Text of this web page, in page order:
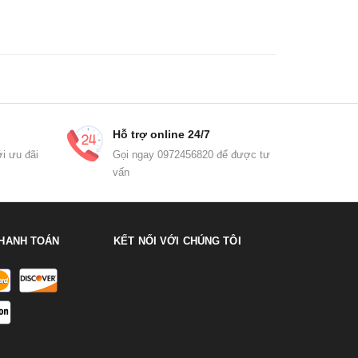
ưu đãi
Hỗ trợ online 24/7
Gọi ngay 0972456820 để được tư
vấn
TOÁN KẾT NỐI VỚI CHÚNG TÔI